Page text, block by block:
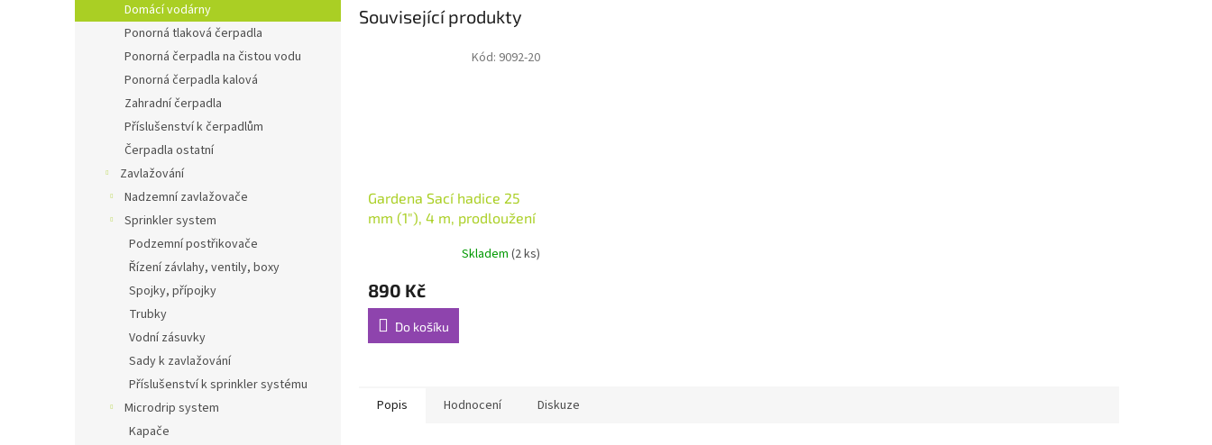
Domácí vodárny
Ponorná tlaková čerpadla
Ponorná čerpadla na čistou vodu
Ponorná čerpadla kalová
Zahradní čerpadla
Příslušenství k čerpadlům
Čerpadla ostatní
Zavlažování
Nadzemní zavlažovače
Sprinkler system
Podzemní postřikovače
Řízení závlahy, ventily, boxy
Spojky, přípojky
Trubky
Vodní zásuvky
Sady k zavlažování
Příslušenství k sprinkler systému
Microdrip system
Kapače
Související produkty
Gardena Sací hadice 25
mm (1"), 4 m, prodloužení
Skladem (2 ks)
890 Kč
Do košíku
Kód: 9092-20
Popis Hodnocení Diskuze